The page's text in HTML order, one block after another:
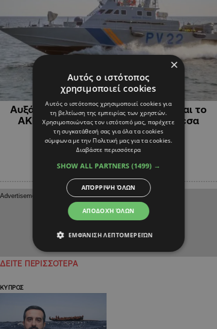
ΠΟΛΙΤΙΚΗ
Αυξάνονται οι φωνές: Μετά τα ΗΕ και το
ΑΚΕΛ, και οι Οικολόγοι ζητούν άμεσα
έρευνα για τα push backs
ΔΕΙΤΕ ΠΕΡΙΣΣΟΤΕΡΑ
ΚΥΠΡΟΣ
×
Αυτός ο ιστότοπος
χρησιμοποιεί cookies
Αυτός ο ιστότοπος χρησιμοποιεί cookies για
τη βελτίωση της εμπειρίας των χρηστών.
Χρησιμοποιώντας τον ιστότοπό μας, παρέχετε
τη συγκατάθεσή σας για όλα τα cookies
σύμφωνα με την Πολιτική μας για τα cookies.
Διαβάστε περισσότερα
SHOW ALL PARTNERS (1499) →
ΑΠΟΔΟΧΉ ΌΛΩΝ
ΑΠΌΡΡΙΨΗ ΌΛΩΝ
ΕΜΦΆΝΙΣΗ ΛΕΠΤΟΜΕΡΕΙΏΝ